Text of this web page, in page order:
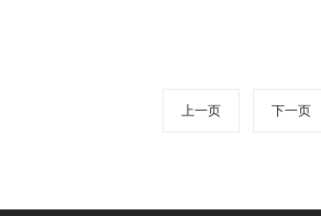
上一页 下一页